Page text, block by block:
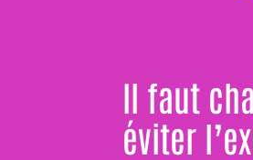
Il faut
éviter